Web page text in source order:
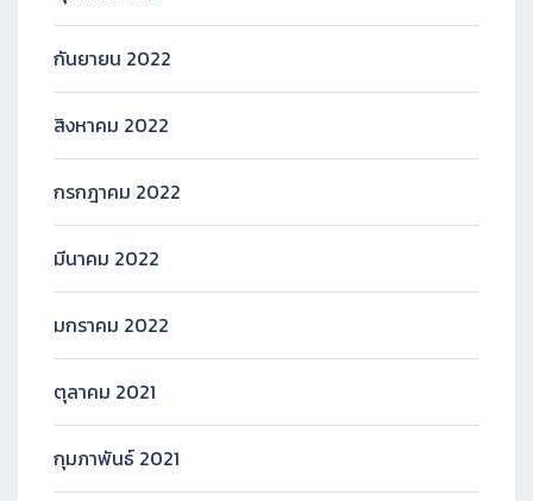
กันยายน 2022
สิงหาคม 2022
กรกฎาคม 2022
มีนาคม 2022
มกราคม 2022
ตุลาคม 2021
กุมภาพันธ์ 2021